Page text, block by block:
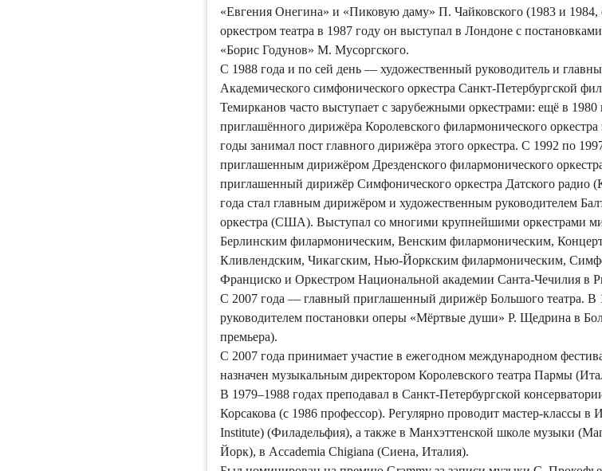
«Евгения Онегина» и «Пиковую даму» П. Чайковского (1983 и
оркестром театра в 1987 году он выступал в Лондоне с
«Борис Годунов» М. Мусоргского.
С 1988 года и по сей день — художественный руководитель и
Академического симфонического оркестра Санкт-Петербургской
Темирканов часто выступает с зарубежными оркестрами: ещё в 1980
приглашённого дирижёра Королевского филармонического
годы занимал пост главного дирижёра этого оркестра. С 1992 по
приглашенным дирижёром Дрезденского филармонического
приглашенный дирижёр Симфонического оркестра Датского радио
года стал главным дирижёром и художественным руководителем
оркестра (США). Выступал со многими крупнейшими оркестрами
Берлинским филармоническим, Венским филармоническим,
Кливлендским, Чикагским, Нью-Йоркским филармоническим,
Франциско и Оркестром Национальной академии Санта-Чечилия в
C 2007 года — главный приглашенный дирижёр Большого театра.
руководителем постановки оперы «Мёртвые души» Р. Щедрина в
премьера).
С 2007 года принимает участие в ежегодном международном
назначен музыкальным директором Королевского театра Пармы
В 1979–1988 годах преподавал в Санкт-Петербургской
Корсакова (с 1986 профессор). Регулярно проводит мастер-классы в
Institute) (Филадельфия), а также в Манхэттенской школе музыки
Йорк), в Acсademia Chigiana (Сиена, Италия).